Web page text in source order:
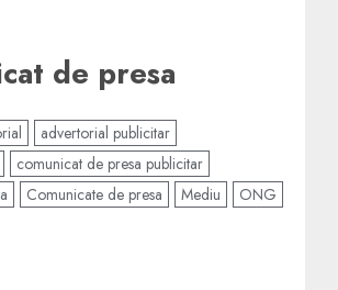
de presa
advertorial publicitar
comunicat de presa publicitar
Comunicate de presa Mediu
ONG